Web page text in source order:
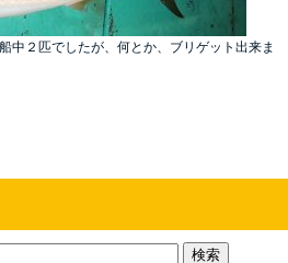
２匹でしたが、何とか、ブリゲット出来ま